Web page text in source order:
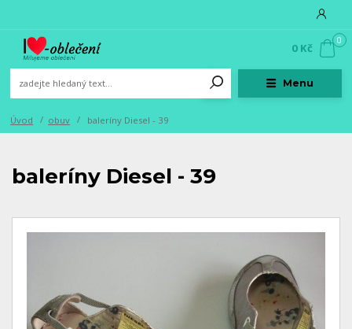
Menu
0
0 Kč
Úvod obuv baleríny Diesel - 39
baleríny Diesel - 39